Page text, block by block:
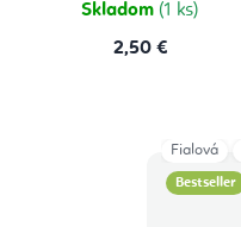
Skladom (1 ks)
2,50 €
Bestseller
Fialová